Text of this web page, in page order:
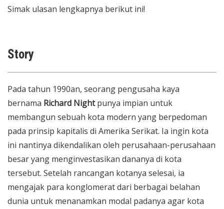
Simak ulasan lengkapnya berikut ini!
Story
Pada tahun 1990an, seorang pengusaha kaya
bernama Richard Nightpunya impian untuk
membangun sebuah kota modern yang berpedoman
pada prinsip kapitalis di Amerika Serikat. Ia ingin kota
ini nantinya dikendalikan oleh perusahaan-perusahaan
besar yang menginvestasikan dananya di kota
tersebut. Setelah rancangan kotanya selesai, ia
mengajak para konglomerat dari berbagai belahan
dunia untuk menanamkan modal padanya agar kota